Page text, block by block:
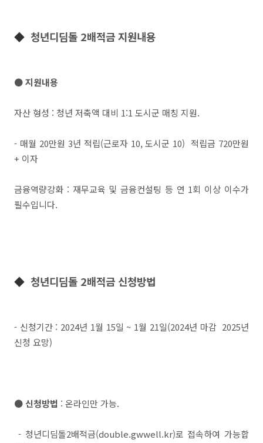
◆ 청년디딤돌 2배적금 지원내용
● 지원내용
자산 형성 : 청년 저축액 대비 1:1 도시군 매칭 지원.
- 매월 20만원 3년 적립(근로자 10, 도시군 10) 적립금 720만원
+ 이자
금융역량강화 : 재무교육 및 금융컨설팅 등 연 1회 이상 이수가
필수입니다.
◆ 청년디딤돌 2배적금 신청방법
- 신청기간 : 2024년 1월 15일 ~ 1월 21일(2024년 마감 2025년
신청 요망)
● 신청방법 : 온라인만 가능.
- 청년디딤돌2배적금(double.gwwell.kr)로 접속하여 가능합